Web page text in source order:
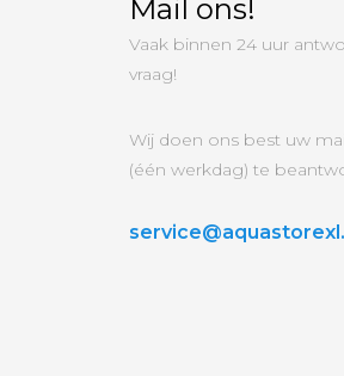
Mail ons!
Vaak binnen 24 uur
vraag!
Wij doen ons best uw
(één werkdag) te